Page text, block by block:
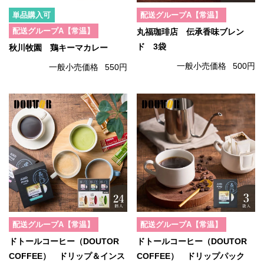
単品購入可
配送グループA【常温】
秋川牧園 鶏キーマカレー
一般小売価格 550円
配送グループA【常温】
丸福珈琲店 伝承香味ブレン
ド 3袋
一般小売価格 500円
配送グループA【常温】
ドトールコーヒー（DOUTOR
COFFEE） ドリップ＆インス
配送グループA【常温】
ドトールコーヒー（DOUTOR
COFFEE） ドリップパック